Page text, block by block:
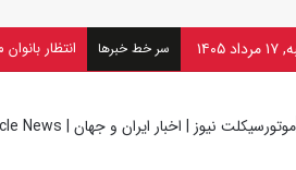
۱۴۰۵ سر خط خبرها انتظار